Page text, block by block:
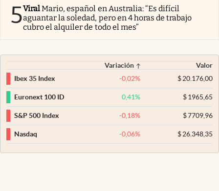
5ViralMario, español en Australia: “Es difícil
aguantar la soledad, pero en 4 horas de trabajo
cubro el alquiler de todo el mes”
Variación
Valor
Ibex 35 Index
-0,02% $20.176,00
Euronext 100 ID 0,41% $1965,65
S&P 500 Index -0,18% $7709,96
Nasdaq -0,06% $26.348,35